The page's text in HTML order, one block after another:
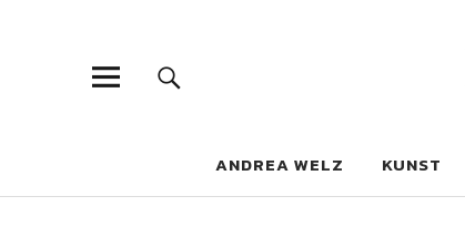
ANDREA WELZ KUNST